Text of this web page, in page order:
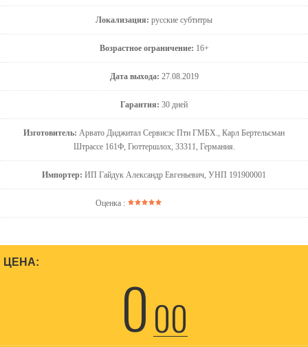
Локализация: русские субтитры
Возрастное ограничение: 16+
Дата выхода: 27.08.2019
Гарантия: 30 дней
Изготовитель: Арвато Диджитал Сервисэс Пти ГМБХ., Карл Бертельсман
Штрассе 161Ф, Гюттершлох, 33311, Германия.
Импортер: ИП Гайдук Александр Евгеньевич, УНП 191900001
Оценка :
ЦЕНА:
000